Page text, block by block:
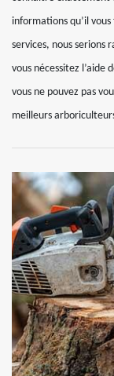
informations qu’il
services, nous serions
vous nécessitez l’aide
vous ne pouvez pas
meilleurs